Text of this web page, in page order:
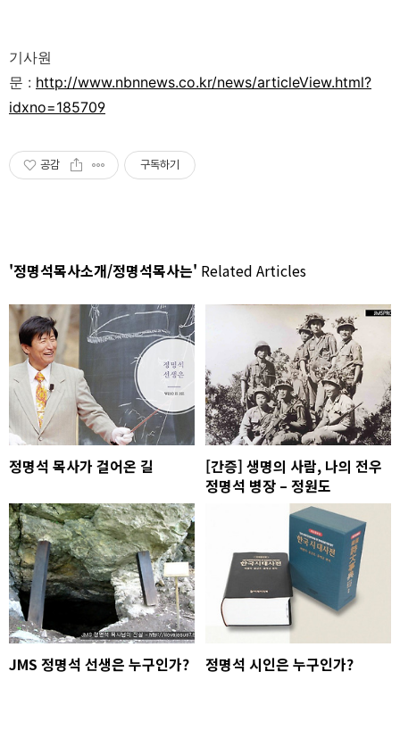
기사원
문 : http://www.nbnnews.co.kr/news/articleView.html?
idxno=185709
공감 구독하기
'정명석목사소개/정명석목사는' Related Articles
정명석 목사가 걸어온 길
[간증] 생명의 사람, 나의 전우
정명석 병장 – 정원도
JMS 정명석 선생은 누구인가? 정명석 시인은 누구인가?